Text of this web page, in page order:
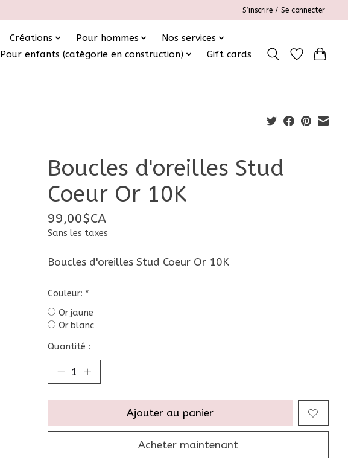
S’inscrire / Se connecter
Créations Pour hommes
Nos services
Pour enfants (catégorie en construction)
Gift cards
Boucles d'oreilles Stud
Coeur Or 10K
99,00$CA
Sans les taxes
Boucles d'oreilles Stud Coeur Or 10K
Couleur: *
Or jaune
Or blanc
Quantité :
Ajouter au panier
Acheter maintenant